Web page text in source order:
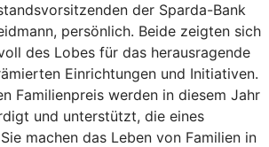
der Sparda-Bank
persönlich. Beide zeigten sich
des Lobes für das herausragende
Einrichtungen und Initiativen.
Familienpreis werden in diesem Jahr
und unterstützt, die eines
machen das Leben von Familien in